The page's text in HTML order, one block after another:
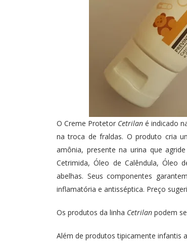
O Creme Protetor Cetrilan é indicado
na troca de fraldas. O produto cria
amônia, presente na urina que
Cetrimida, Óleo de Calêndula, Óleo
abelhas. Seus componentes
inflamatória e antisséptica. Preço
Os produtos da linha Cetrilan podem
Além de produtos tipicamente infantis